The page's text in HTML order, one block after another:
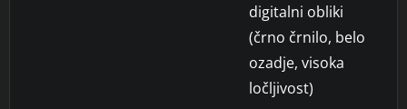
digitalni obliki
(črno črnilo, belo
ozadje, visoka
ločljivost)